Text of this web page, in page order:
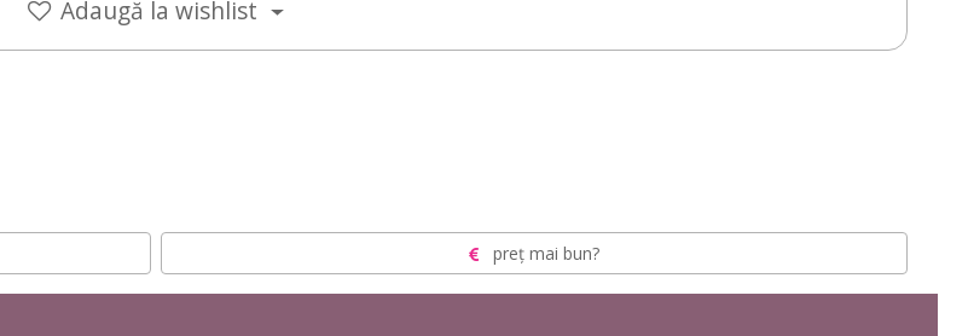
Adaugă la wishlist
preț mai bun?